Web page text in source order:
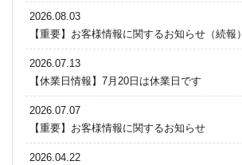
2026.08.03
【重要】お客様情報に関するお知らせ（続報）
2026.07.13
【休業日情報】7月20日は休業日です
2026.07.07
【重要】お客様情報に関するお知らせ
2026.04.22